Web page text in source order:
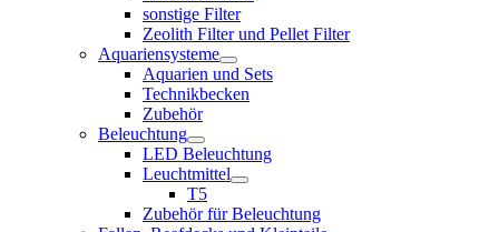
sonstige Filter
Zeolith Filter und Pellet Filter
Aquariensysteme
Aquarien und Sets
Technikbecken
Zubehör
Beleuchtung
LED Beleuchtung
Leuchtmittel
T5
Zubehör für Beleuchtung